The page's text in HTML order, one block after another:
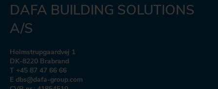
DAFA BUILDING SOLUTIONS
A/S
Holmstrupgaardvej 1
DK-8220 Brabrand
T +45 87 47 66 66
E dbs@dafa-group.com